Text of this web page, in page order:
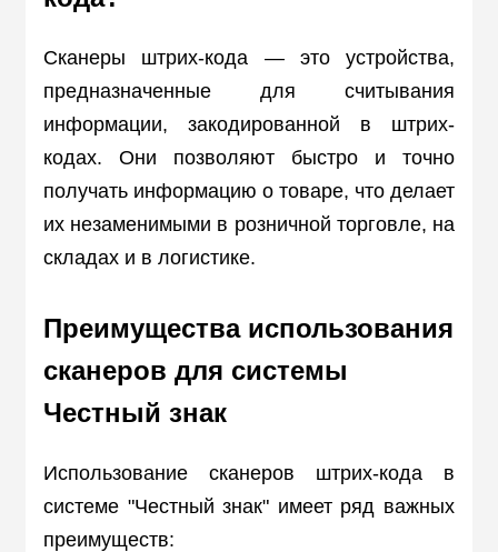
Сканеры штрих-кода — это устройства,
предназначенные для считывания
информации, закодированной в штрих-
кодах. Они позволяют быстро и точно
получать информацию о товаре, что делает
их незаменимыми в розничной торговле, на
складах и в логистике.
Преимущества использования
сканеров для системы
Честный знак
Использование сканеров штрих-кода в
системе "Честный знак" имеет ряд важных
преимуществ: